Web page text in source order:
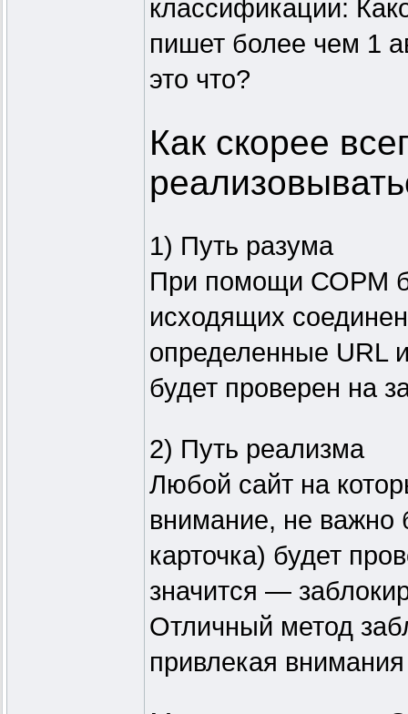
классификации:
пишет более чем 1
это что?
Как скорее
1) Путь разума
При помощи СОРМ
исходящих
определенные URL
будет проверен на
2) Путь реализма
Любой сайт на
внимание, не важно
карточка) будет
значится —
Отличный метод
привлекая